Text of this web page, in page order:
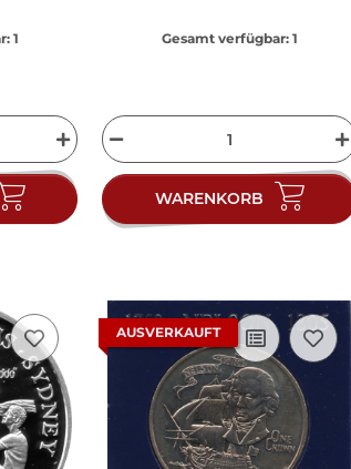
1 Gesamt verfügbar:1
WARENKORB
AUSVERKAUFT